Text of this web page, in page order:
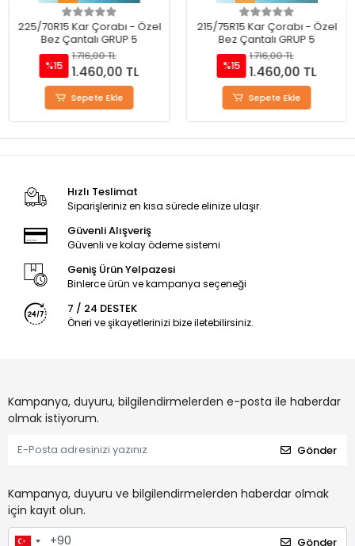
225/70R15 Kar Çorabı - Özel
Bez Çantalı GRUP 5
%15
1.716,00 TL
1.460,00 TL
Sepete Ekle
215/75R15 Kar Çorabı - Özel
Bez Çantalı GRUP 5
%15
1.716,00 TL
1.460,00 TL
Sepete Ekle
Hızlı Teslimat
Siparişleriniz en kısa sürede elinize ulaşır.
Güvenli Alışveriş
Güvenli ve kolay ödeme sistemi
Geniş Ürün Yelpazesi
Binlerce ürün ve kampanya seçeneği
7 / 24 DESTEK
Öneri ve şikayetlerinizi bize iletebilirsiniz.
Kampanya, duyuru, bilgilendirmelerden e-posta ile haberdar
olmak istiyorum.
Gönder
Kampanya, duyuru ve bilgilendirmelerden haberdar olmak
için kayıt olun.
Gönder